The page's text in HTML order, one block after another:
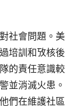
社會問題。美
培訓和攷核後
的責任意識較
並消滅火患。
們在維護社區